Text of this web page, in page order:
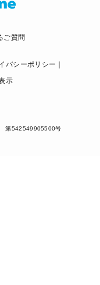
ご質問
バシーポリシー
示
第542549905500号